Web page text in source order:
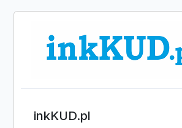
inkKUD.pl